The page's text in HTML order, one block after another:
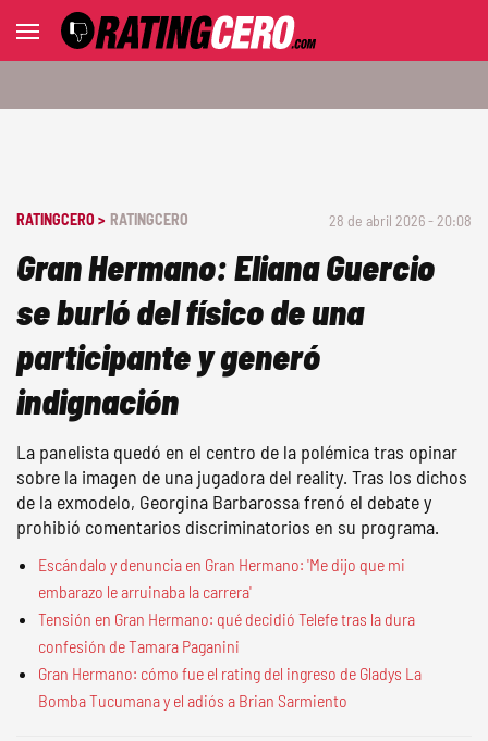
RATINGCERO > RATINGCERO 28 de abril 2026 - 20:08
Gran Hermano: Eliana Guercio
se burló del físico de una
participante y generó
indignación
La panelista quedó en el centro de la polémica tras opinar
sobre la imagen de una jugadora del reality. Tras los dichos
de la exmodelo, Georgina Barbarossa frenó el debate y
prohibió comentarios discriminatorios en su programa.
Escándalo y denuncia en Gran Hermano: 'Me dijo que mi
embarazo le arruinaba la carrera'
Tensión en Gran Hermano: qué decidió Telefe tras la dura
confesión de Tamara Paganini
Gran Hermano: cómo fue el rating del ingreso de Gladys La
Bomba Tucumana y el adiós a Brian Sarmiento